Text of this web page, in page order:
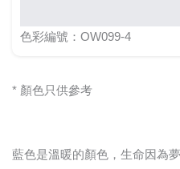
色彩編號：OW099-4
* 顏色只供參考
藍色是溫暖的顏色，生命因為